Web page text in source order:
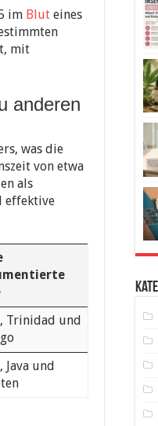
im Blut eines
mit
anderen
was die
von etwa
als
effektive
Trinidad und
Java und